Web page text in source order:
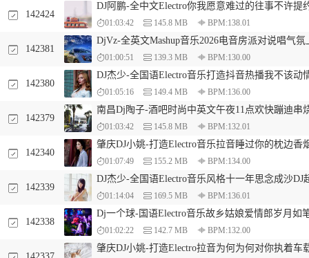
142424
DJ阿鹏-全中文Electro你我愿意难过的往事不许提
01:03:42 145.8 MB BPM:138.01
142381
DjVz-全英文Mashup音乐2026电音房派对说唱气
01:00:51 139.3 MB BPM:130.00
142380
DJ杰少-全国语Electro音乐打造抖音热播我不该动
01:05:16 149.4 MB BPM:136.00
142379
南昌Dj陶子-酒吧时尚中英文午夜11点欢快蹦迪串
01:03:42 145.8 MB BPM:132.01
142340
肇庆DJ小姚-打造Electro音乐拉音睡过你的枕边香
01:07:49 155.2 MB BPM:134.00
142339
DJ杰少-全国语Electro音乐风格十一年思念成沙DJ
01:14:04 169.5 MB BPM:136.01
142338
Dj一个球-国语Electro音乐故乡姑娘爱情郎岁月如
01:02:22 142.7 MB BPM:132.00
肇庆DJ小姚-打造Electro拉音为何为何对你执着车